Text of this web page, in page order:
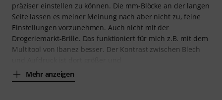
präziser einstellen zu können. Die mm-Blöcke an der langen
Seite lassen es meiner Meinung nach aber nicht zu, feine
Einstellungen vorzunehmen. Auch nicht mit der
Drogeriemarkt-Brille. Das funktioniert für mich z.B. mit dem
Multitool von Ibanez besser. Der Kontrast zwischen Blech
Mehr anzeigen